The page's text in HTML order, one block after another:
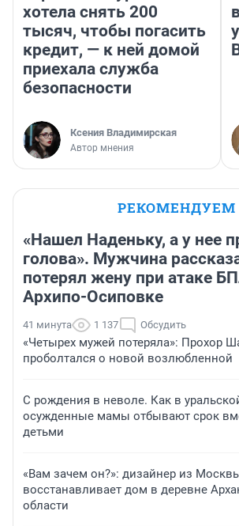
хотела снять 200
тысяч, чтобы погасить
кредит, — к ней домой
приехала служба
безопасности
Ксения Владимирская
Автор мнения
РЕКОМЕНДУЕМ
«Нашел Наденьку, а у нее
голова». Мужчина
потерял жену при атаке
Архипо-Осиповке
41 минута 1 137 Обсудить
«Четырех мужей потеряла»: Прохор
проболтался о новой возлюбленной
С рождения в неволе. Как в
осужденные мамы отбывают срок
детьми
«Вам зачем он?»: дизайнер из
восстанавливает дом в деревне
области